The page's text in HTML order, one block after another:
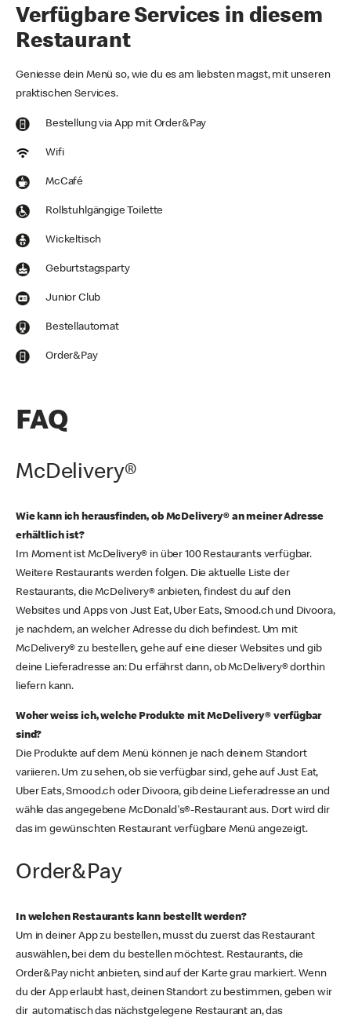
Verfügbare Services in diesem
Restaurant
Geniesse dein Menü so, wie du es am liebsten magst, mit unseren
praktischen Services.
Bestellung via App mit Order&Pay
Wifi
McCafé
Rollstuhlgängige Toilette
Wickeltisch
Geburtstagsparty
Junior Club
Bestellautomat
Order&Pay
FAQ
McDelivery®
Wie kann ich herausfinden, ob McDelivery® an meiner Adresse
erhältlich ist?
Im Moment ist McDelivery® in über 100 Restaurants verfügbar.
Weitere Restaurants werden folgen. Die aktuelle Liste der
Restaurants, die McDelivery® anbieten, findest du auf den
Websites und Apps von Just Eat, Uber Eats, Smood.ch und Divoora,
je nachdem, an welcher Adresse du dich befindest. Um mit
McDelivery® zu bestellen, gehe auf eine dieser Websites und gib
deine Lieferadresse an: Du erfährst dann, ob McDelivery® dorthin
liefern kann.
Woher weiss ich, welche Produkte mit McDelivery® verfügbar
sind?
Die Produkte auf dem Menü können je nach deinem Standort
variieren. Um zu sehen, ob sie verfügbar sind, gehe auf Just Eat,
Uber Eats, Smood.ch oder Divoora, gib deine Lieferadresse an und
wähle das angegebene McDonald's®-Restaurant aus. Dort wird dir
das im gewünschten Restaurant verfügbare Menü angezeigt.
Order&Pay
In welchen Restaurants kann bestellt werden?
Um in deiner App zu bestellen, musst du zuerst das Restaurant
auswählen, bei dem du bestellen möchtest. Restaurants, die
Order&Pay nicht anbieten, sind auf der Karte grau markiert. Wenn
du der App erlaubt hast, deinen Standort zu bestimmen, geben wir
dir automatisch das nächstgelegene Restaurant an, das